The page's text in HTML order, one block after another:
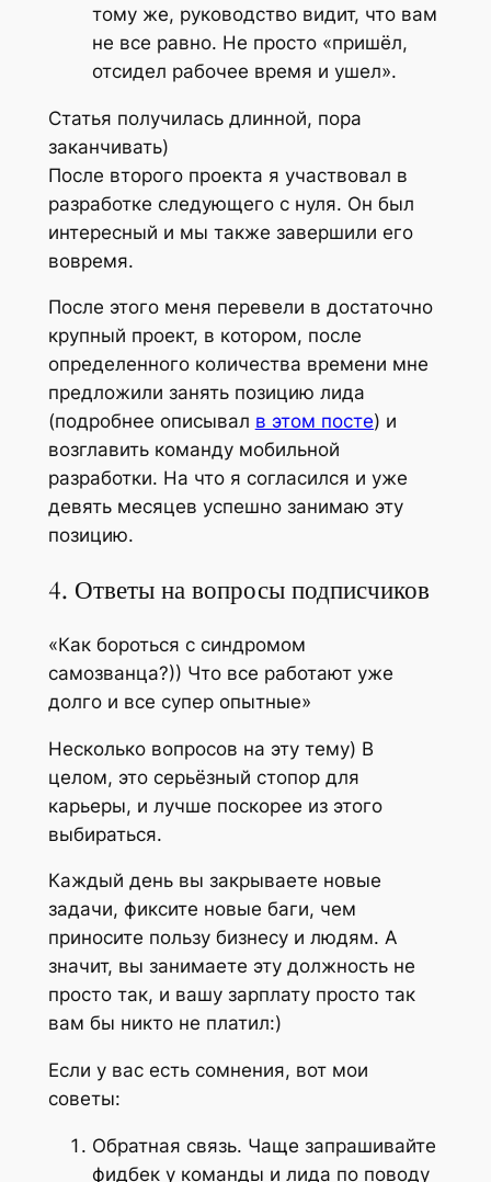
тому же, руководство видит, что вам
не все равно. Не просто «пришёл,
отсидел рабочее время и ушел».
Статья получилась длинной, пора
заканчивать)
После второго проекта я участвовал в
разработке следующего с нуля. Он был
интересный и мы также завершили его
вовремя.
После этого меня перевели в достаточно
крупный проект, в котором, после
определенного количества времени мне
предложили занять позицию лида
(подробнее описывал в этом посте) и
возглавить команду мобильной
разработки. На что я согласился и уже
девять месяцев успешно занимаю эту
позицию.
4. Ответы на вопросы подписчиков
«Как бороться с синдромом
самозванца?)) Что все работают уже
долго и все супер опытные»
Несколько вопросов на эту тему) В
целом, это серьёзный стопор для
карьеры, и лучше поскорее из этого
выбираться.
Каждый день вы закрываете новые
задачи, фиксите новые баги, чем
приносите пользу бизнесу и людям. А
значит, вы занимаете эту должность не
просто так, и вашу зарплату просто так
вам бы никто не платил:)
Если у вас есть сомнения, вот мои
советы:
Обратная связь. Чаще запрашивайте
фидбек у команды и лида по поводу